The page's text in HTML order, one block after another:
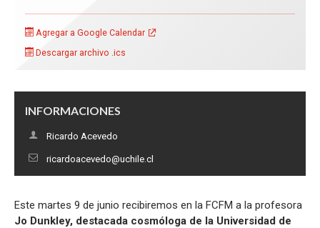
INFORMACIONES
Ricardo Acevedo
ricardoacevedo@uchile.cl
Agregar a Google Calendar
Descargar archivo .ics
Este martes 9 de junio recibiremos en la FCFM a la profesora
Jo Dunkley, destacada cosmóloga de la Universidad de